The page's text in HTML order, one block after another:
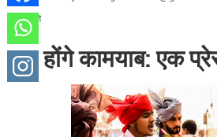
संस्कृति
हम होंगे कामयाब: एक